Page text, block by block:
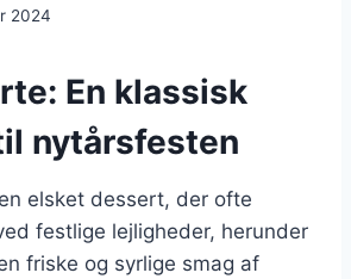
2024
En klassisk
nytårsfesten
elsket dessert, der ofte
festlige lejligheder, herunder
friske og syrlige smag af